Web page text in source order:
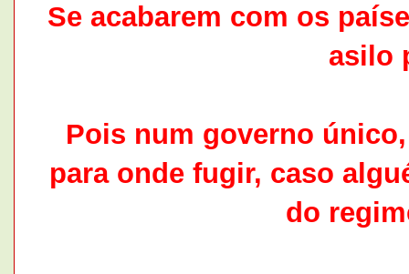
Se acabarem com os
asilo
Pois num governo
para onde fugir, caso
do